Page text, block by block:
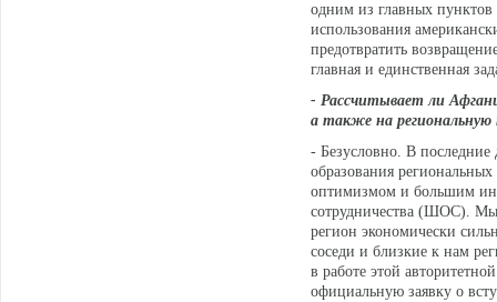
одним из главных
использования
предотвратить
главная и единственная
- Рассчитывает ли
а также на региональную
- Безусловно. В
образования
оптимизмом и большим
сотрудничества (ШОС).
регион экономически
соседи и близкие к нам
в работе этой
официальную заявку о